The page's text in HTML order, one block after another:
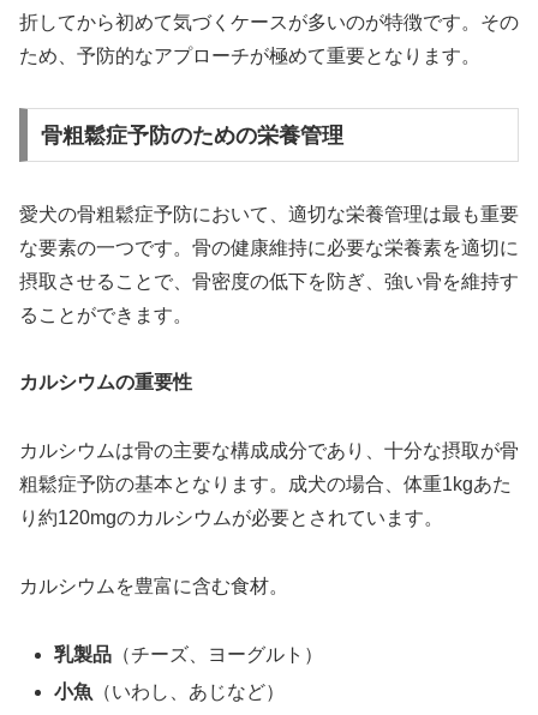
折してから初めて気づくケースが多いのが特徴です。その
ため、予防的なアプローチが極めて重要となります。
骨粗鬆症予防のための栄養管理
愛犬の骨粗鬆症予防において、適切な栄養管理は最も重要
な要素の一つです。骨の健康維持に必要な栄養素を適切に
摂取させることで、骨密度の低下を防ぎ、強い骨を維持す
ることができます。
カルシウムの重要性
カルシウムは骨の主要な構成成分であり、十分な摂取が骨
粗鬆症予防の基本となります。成犬の場合、体重1kgあた
り約120mgのカルシウムが必要とされています。
カルシウムを豊富に含む食材。
乳製品 （チーズ、ヨーグルト）
小魚 （いわし、あじなど）